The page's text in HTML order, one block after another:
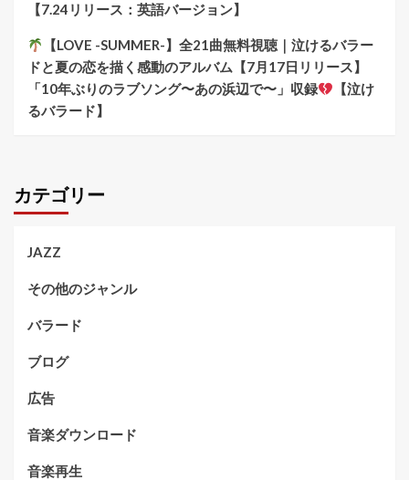
【7.24リリース：英語バージョン】
【LOVE -SUMMER-】全21曲無料視聴｜泣けるバラー
ドと夏の恋を描く感動のアルバム【7月17日リリース】
「10年ぶりのラブソング〜あの浜辺で〜」収録
【泣け
るバラード】
カテゴリー
JAZZ
その他のジャンル
バラード
ブログ
広告
音楽ダウンロード
音楽再生